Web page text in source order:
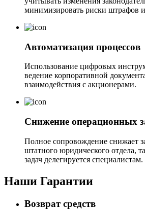
минимизировать риски штрафов
Автоматизация процессов
Использование цифровых
ведение корпоративной
взаимодействия с акционерами.
Снижение операционных
Полное сопровождение снижает
штатного юридического отдела,
задач делегируется специалистам.
Наши Гарантии
Возврат средств